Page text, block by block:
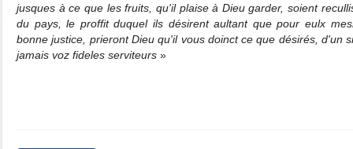
jusques à ce que les fruits, qu'il plaise à Dieu garder, soient
du pays, le proffit duquel ils désirent aultant que pour eulx
bonne justice, prieront Dieu qu'il vous doinct ce que désirés, d'un
jamais voz fideles serviteurs »